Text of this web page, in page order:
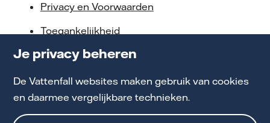
Je privacy beheren
De Vattenfall websites maken gebruik van cookies
en daarmee vergelijkbare technieken.
Privacy en Voorwaarden
Toegankelijkheid
Partnerships
Energiekennis
Werken bij Vattenfall